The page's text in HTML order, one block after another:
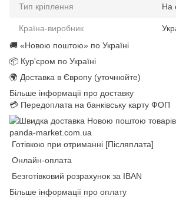
Тип кріплення На
Країна-виробник
🚚 «Новою поштою» по Україні
📦 Кур'єром по Україні
🌍 Доставка в Європу (уточнюйте)
Більше інформації про доставку
💳 Передоплата на банківську карту ФОП
Готівкою при отриманні [Післяплата]
Онлайн-оплата
Безготівковий розрахунок за IBAN
Більше інформації про оплату